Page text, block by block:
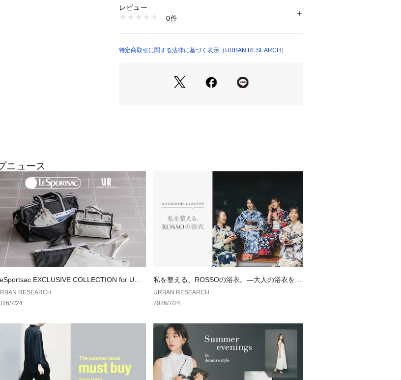
を採用。
膨張して水分の侵入を防いでくれます。
外側はフロントのジップポケットの内装にオープンポケ
ット、両サイドにペットボトルポケットが1つずつ、背
・コットン60%とナイロン40%をブレンドした混紡素材
を採用。
・コットンよりも高い通気性
・ナイロンに比べて優れた耐摩耗性と強度
-DESIGN-
・普段使いに最適な汎用性抜群のサイズ感
・フロントのジップポケットの内装にオープンポケット
・両サイドのポケットはどちらもペットボトル収納可
・背面にも隠れポケット付きでスマートフォンや財布等
など収納がオススメ
・男性はカジュアルからきれいめカジュアルまでお出か
けや、休日のスタイルに
・女性はパンツスタイルからワンピーススタイルまで幅
広いコーディネートに相性抜群
・マザーズバックとしてもおすすめ◎
洗濯：-
※詳しい洗濯方法については、商品の品質表示タグをご覧くださ
商品番号：1650000122416 （モール）
レビュー
0件
特定商取引に関する法律に基づく表示（URBAN RESEARCH）
ニュース
EXCLUSIVE COLLECTION for URB
RESEARCH
RESEARCH
7/24
私を整える、ROSSOの浴衣。—大人の浴衣を楽
しむ、4人のTIPS—
URBAN RESEARCH
2026/7/24